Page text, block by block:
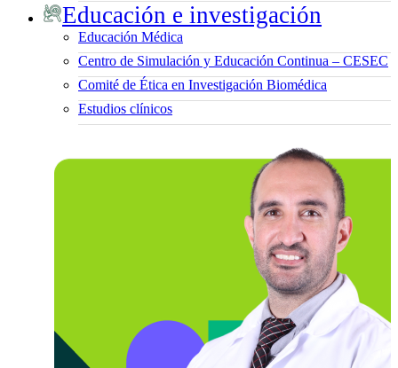
Educación e investigación
Educación Médica
Centro de Simulación y Educación Continua – CESEC
Comité de Ética en Investigación Biomédica
Estudios clínicos